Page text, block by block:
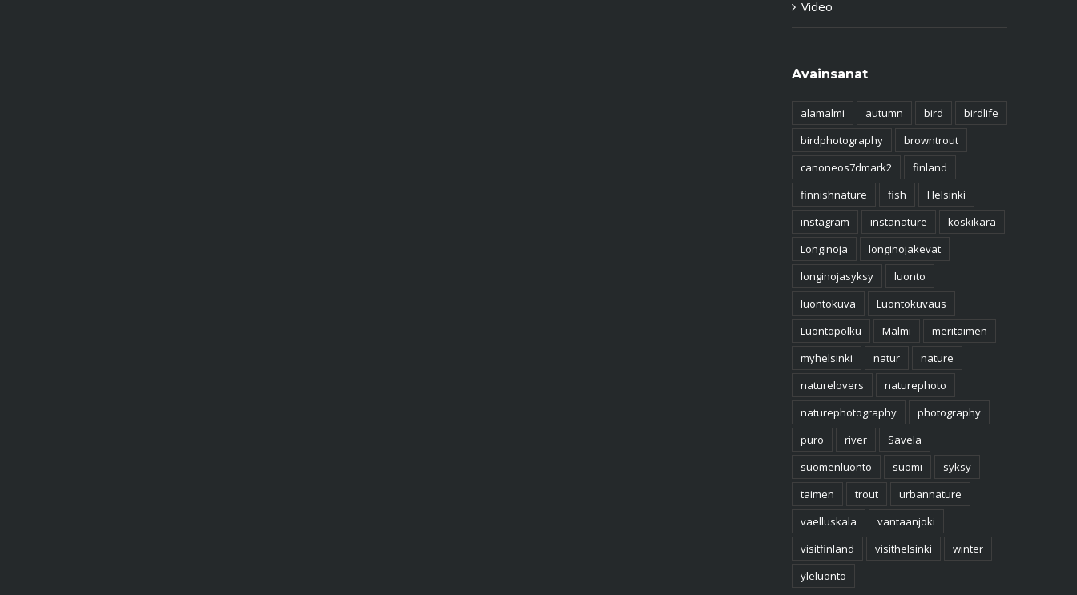
Video
Avainsanat
alamalmi autumn bird
birdlife
birdphotography
browntrout
canoneos7dmark2
finland
finnishnature
fish
Helsinki
instagram
instanature
koskikara
Longinoja
longinojakevat
longinojasyksy
luonto
luontokuva
Luontokuvaus
Luontopolku
Malmi
meritaimen
myhelsinki
natur
nature
naturelovers
naturephoto
naturephotography
photography
puro
river
Savela
suomenluonto
suomi
syksy
taimen
trout
urbannature
vaelluskala
vantaanjoki
visitfinland
visithelsinki
winter
yleluonto